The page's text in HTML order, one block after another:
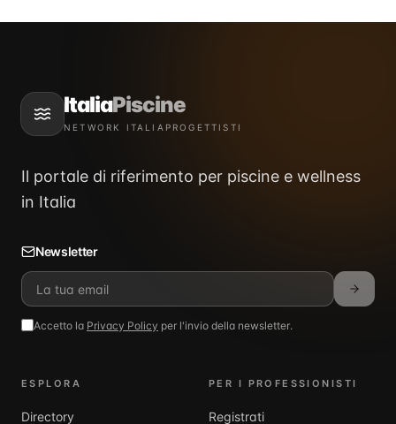
ItaliaPiscine
NETWORK ITALIAPROGETTISTI
Il portale di riferimento per piscine e wellness
in Italia
Newsletter
Accetto la Privacy Policy per l'invio della newsletter.
ESPLORA
Directory
PER I PROFESSIONISTI
Registrati